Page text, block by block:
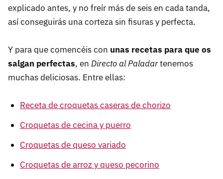
explicado antes, y no freír más de seis en cada tanda,
así conseguirás una corteza sin fisuras y perfecta.
Y para que comencéis con unas recetas para que os
salgan perfectas, en Directo al Paladartenemos
muchas deliciosas. Entre ellas:
Receta de croquetas caseras de chorizo
Croquetas de cecina y puerro
Croquetas de queso variado
Croquetas de arroz y queso pecorino